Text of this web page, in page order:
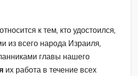
к тем, кто удостоился,
из всего народа Израиля,
главы нашего
их работа в течение всех